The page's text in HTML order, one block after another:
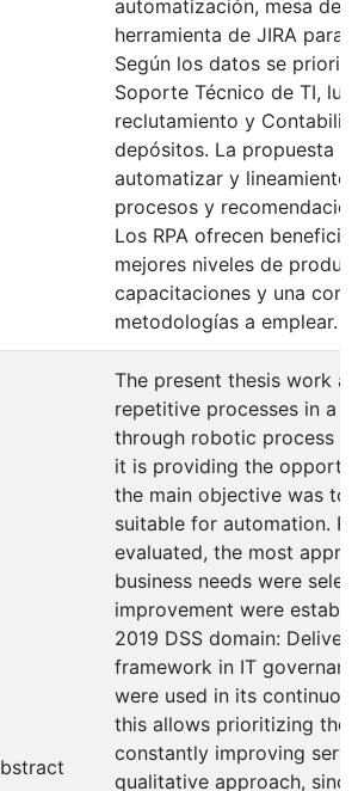
automatización, mesa de
herramienta de JIRA para
Según los datos se
Soporte Técnico de TI,
reclutamiento y
depósitos. La propuesta
automatizar y
procesos y
Los RPA ofrecen
mejores niveles de
capacitaciones y una
metodologías a emplear.
The present thesis work
repetitive processes in a
through robotic process
it is providing the
the main objective was to
suitable for automation.
evaluated, the most
business needs were
improvement were
2019 DSS domain:
framework in IT
were used in its
this allows prioritizing the
constantly improving
qualitative approach,